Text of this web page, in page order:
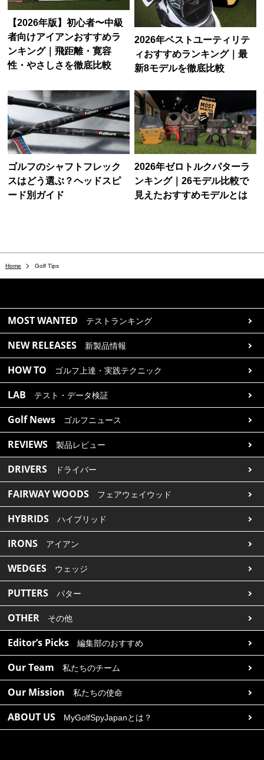
【2026年版】初心者〜中級
者向けアイアンおすすめラ
ンキング｜飛距離・寛容
性・やさしさを徹底比較
2026年ベストユーティリテ
ィおすすめランキング｜最
新8モデルを徹底比較
ゴルフのシャフトフレック
スはどう選ぶ？ヘッドスピ
ード別ガイド
2026年ゼロトルクパターラ
ンキング｜26モデル比較で
見えたおすすめモデルとは
Home Golf Tips
MOST WANTED テストランキング
NEW RELEASES 新製品情報
HOW TO ゴルフ上達・実践テクニック
LAB テスト・データ検証
Golf News ゴルフニュース
REVIEWS 製品レビュー
DRIVERS ドライバー
FAIRWAY WOODS フェアウェイウッド
HYBRIDS ハイブリッド
IRONS アイアン
WEDGES ウェッジ
PUTTERS パター
OTHER その他
Editor’s Picks 編集部のおすすめ
Our Team 私たちのチーム
Our Mission 私たちの使命
ABOUT US MyGolfSpyJapanとは？